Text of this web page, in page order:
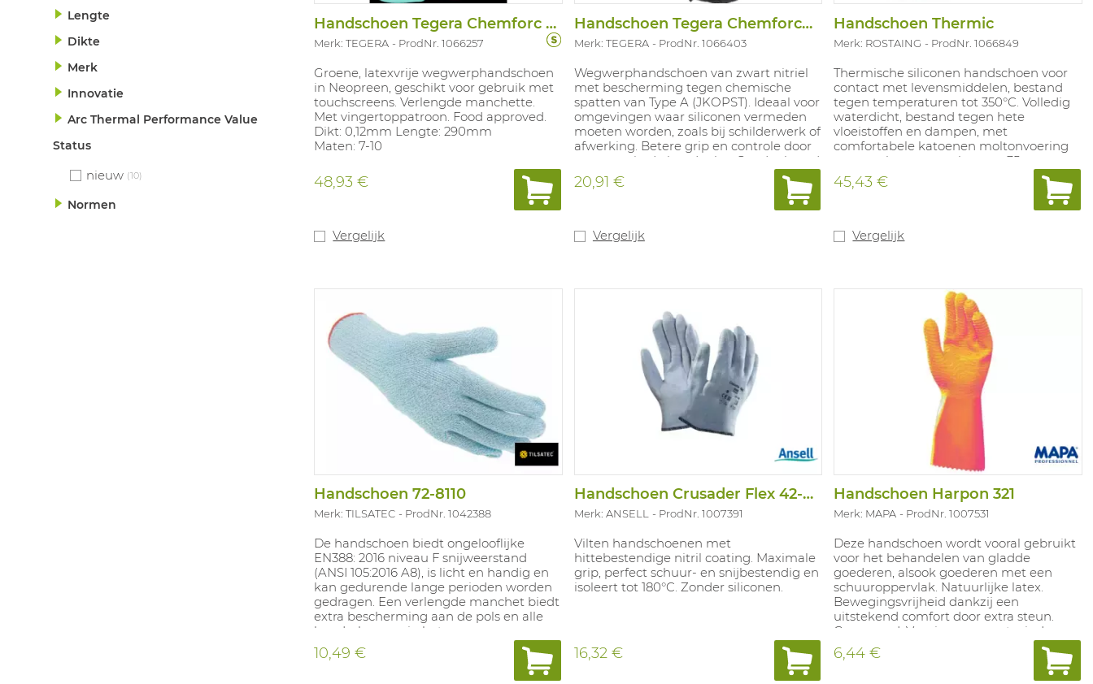
Lengte
Dikte
Merk
Innovatie
Arc Thermal Performance Value
Status
nieuw (10)
Normen
Handschoen Tegera Chemforc 837 100ST/Dis
Merk: TEGERA ProdNr. 1066257
Groene, latexvrije wegwerphandschoen
in Neopreen, geschikt voor gebruik met
touchscreens. Verlengde manchette.
Met vingertoppatroon. Food approved.
Dikt: 0,12mm Lengte: 290mm
Maten: 7-10
48,93 €
Vergelijk
Handschoen Tegera Chemforce 84520 50ST/D
Merk: TEGERA ProdNr. 1066403
Wegwerphandschoen van zwart nitriel
met bescherming tegen chemische
spatten van Type A (JKOPST). Ideaal voor
omgevingen waar siliconen vermeden
moeten worden, zoals bij schilderwerk of
afwerking. Betere grip en controle door
structuur in de handpalm. Goedgekeurd
voor contact met voedingsmiddelen,
siliconenvrij, poedervrij en geschikt voor
touchscreens. Getest op stoffen die de
Lengte: 295mm Dikte: 0.20mm AQL:0.65
20,91 €
Vergelijk
Handschoen Thermic
Merk: ROSTAING ProdNr. 1066849
Thermische siliconen handschoen voor
contact met levensmiddelen, bestand
tegen temperaturen tot 350°C. Volledig
waterdicht, bestand tegen hete
vloeistoffen en dampen, met
comfortabele katoenen moltonvoering
en extra lange manchet van 35 cm ter
bescherming van de onderarm. Geschikt
voor bakkerijen, grootkeukens,
Maten: 7 - 11
45,43 €
Vergelijk
Handschoen 72-8110
Merk: TILSATEC ProdNr. 1042388
De handschoen biedt ongelooflijke
EN388: 2016 niveau F snijweerstand
(ANSI 105:2016 A8), is licht en handig en
kan gedurende lange perioden worden
gedragen. Een verlengde manchet biedt
extra bescherming aan de pols en alle
handschoenen in het
voedselassortiment kunnen industrieel
worden gewassen volgens de ISO
15797:2018-norm. EN388: 2016 niveau F
10,49 €
Handschoen Crusader Flex 42-445
Merk: ANSELL ProdNr. 1007391
Vilten handschoenen met
hittebestendige nitril coating. Maximale
grip, perfect schuur- en snijbestendig en
isoleert tot 180°C. Zonder siliconen.
16,32 €
Handschoen Harpon 321
Merk: MAPA ProdNr. 1007531
Deze handschoen wordt vooral gebruikt
voor het behandelen van gladde
goederen, alsook goederen met een
schuuroppervlak. Natuurlijke latex.
Bewegingsvrijheid dankzij een
uitstekend comfort door extra steun.
Geen naad. Voozien van verstevigd
katoen en grip. Hoge snijweerstand en
bescherming van de voorarm.
Toepassingen: visvangst in open zee,
6,44 €